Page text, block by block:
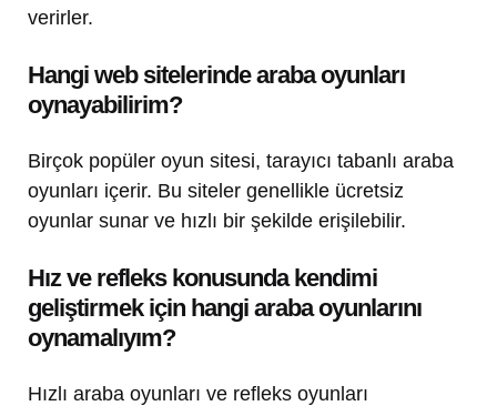
verirler.
Hangi web sitelerinde araba oyunları
oynayabilirim?
Birçok popüler oyun sitesi, tarayıcı tabanlı araba
oyunları içerir. Bu siteler genellikle ücretsiz
oyunlar sunar ve hızlı bir şekilde erişilebilir.
Hız ve refleks konusunda kendimi
geliştirmek için hangi araba oyunlarını
oynamalıyım?
Hızlı araba oyunları ve refleks oyunları